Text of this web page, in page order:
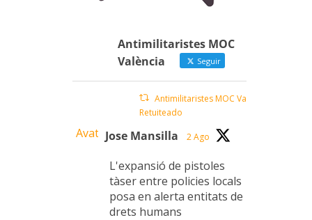
Antimilitaristes MOC
València
Seguir
Antimilitaristes MOC València
Retuiteado
AvatarJose Mansilla 2 Ago
L'expansió de pistoles
tàser entre policies locals
posa en alerta entitats de
drets humans